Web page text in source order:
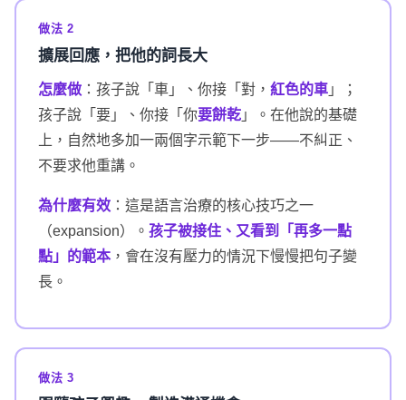
做法 2
擴展回應，把他的詞長大
怎麼做 ：孩子說「車」、你接「對， 紅色的車 」；
孩子說「要」、你接「你要餅乾 」。在他說的基礎
上，自然地多加一兩個字示範下一步——不糾正、
不要求他重講。
為什麼有效 ：這是語言治療的核心技巧之一
（expansion）。 孩子被接住、又看到「再多一點
點」的範本 ，會在沒有壓力的情況下慢慢把句子變
長。
做法 3